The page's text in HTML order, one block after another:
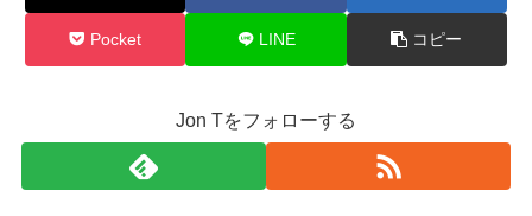
Pocket LINE コピー
Jon Tをフォローする